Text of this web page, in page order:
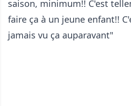
saison, minimum!! C'est
faire ça à un jeune enfant!!
jamais vu ça auparavant"